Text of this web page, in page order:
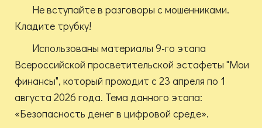
Не вступайте в разговоры с мошенниками.
Кладите трубку!
Использованы материалы 9-го этапа
Всероссийской просветительской эстафеты "Мои
финансы", который проходит с 23 апреля по 1
августа 2026 года. Тема данного этапа:
«Безопасность денег в цифровой среде».